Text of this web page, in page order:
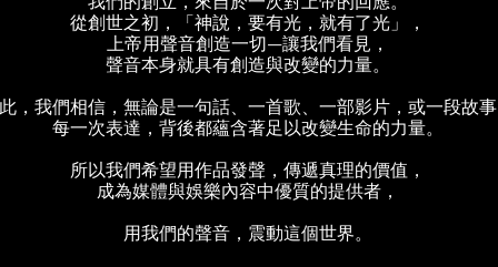
從創世之初，「神說，要有光，就有了光」，
上帝用聲音創造一切—讓我們看見，
聲音本身就具有創造與改變的力量。
，我們相信，無論是一句話、一首歌、一部影片，或一段故
每一次表達，背後都蘊含著足以改變生命的力量。
所以我們希望用作品發聲，傳遞真理的價值，
成為媒體與娛樂內容中優質的提供者，
用我們的聲音，震動這個世界。